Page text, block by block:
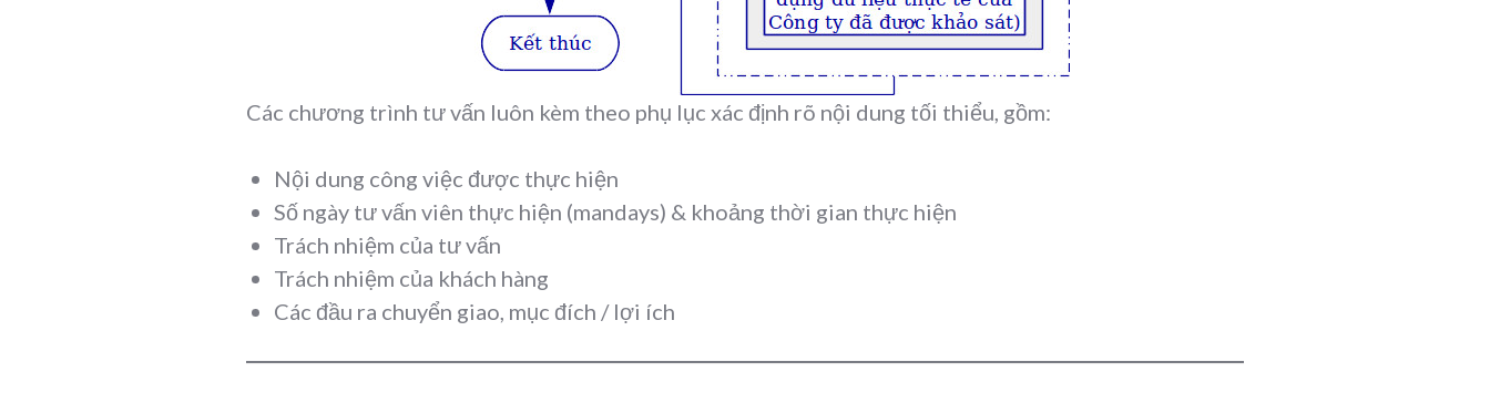
Các chương trình tư vấn luôn kèm theo phụ lục xác định rõ nội dung tối thiểu, gồm:
Nội dung công việc được thực hiện
Số ngày tư vấn viên thực hiện (mandays) & khoảng thời gian thực hiện
Trách nhiệm của tư vấn
Trách nhiệm của khách hàng
Các đầu ra chuyển giao, mục đích / lợi ích